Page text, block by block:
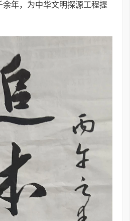
年，为中华文明探源工程提